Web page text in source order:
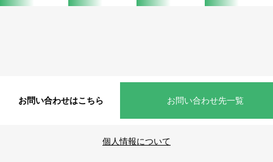
お問い合わせはこちら お問い合わせ先一覧
個人情報について